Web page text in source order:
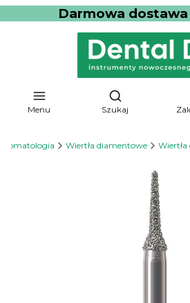
Darmowa dostawa
Menu
Otwórz
Szukaj
Stomatologia Wiertła diamentowe